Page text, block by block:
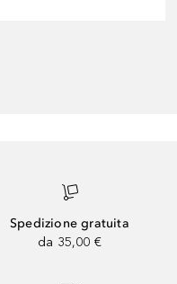
Spedizione gratuita
da 35,00 €